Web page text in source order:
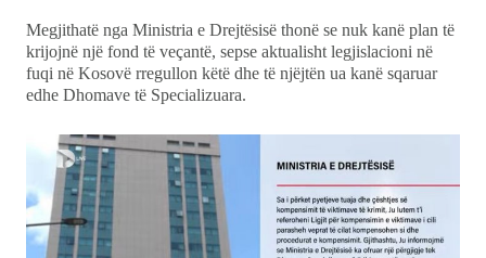
Megjithatë nga Ministria e Drejtësisë thonë se nuk kanë plan të
krijojnë një fond të veçantë, sepse aktualisht legjislacioni në
fuqi në Kosovë rregullon këtë dhe të njëjtën ua kanë sqaruar
edhe Dhomave të Specializuara.